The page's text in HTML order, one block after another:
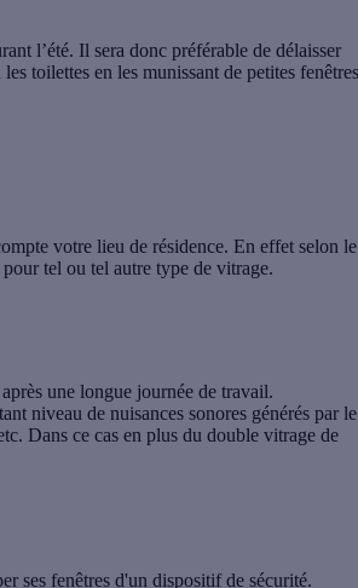
l’été. Il sera donc préférable de délaisser
toilettes en les munissant de petites fenêtres
votre lieu de résidence. En effet selon le
tel ou tel autre type de vitrage.
une longue journée de travail.
niveau de nuisances sonores générés par le
Dans ce cas en plus du double vitrage de
ses fenêtres d'un dispositif de sécurité.